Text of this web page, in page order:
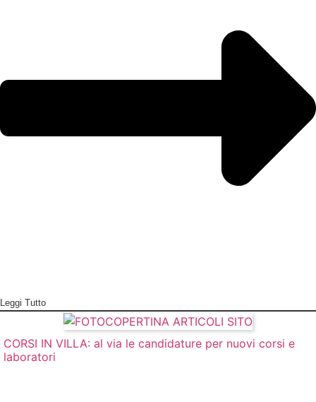
Leggi Tutto
CORSI IN VILLA: al via le candidature per nuovi corsi e
laboratori